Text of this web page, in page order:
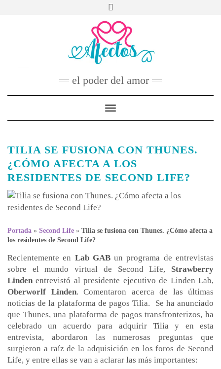
FACEBOOK
TWITTER
INSTAGRAM
PINTEREST
CONTACTO
el poder del amor
Toggle Navigation
TILIA SE FUSIONA CON THUNES.
¿CÓMO AFECTA A LOS
RESIDENTES DE SECOND LIFE?
Portada » Second Life » Tilia se fusiona con Thunes. ¿Cómo afecta a
los residentes de Second Life?
Recientemente en Lab GABun programa de entrevistas
sobre el mundo virtual de Second Life, Strawberry
Lindenentrevistó al presidente ejecutivo de Linden Lab,
Oberworlf Linden. Comentaron acerca de las últimas
noticias de la plataforma de pagos Tilia. Se ha anunciado
que Thunes, una plataforma de pagos transfronterizos, ha
celebrado un acuerdo para adquirir Tilia y en esta
entrevista, abordaron las numerosas preguntas que
surgieron a raíz de la adquisición en los foros de Second
Life, y entre ellas se van a aclarar las más importantes: